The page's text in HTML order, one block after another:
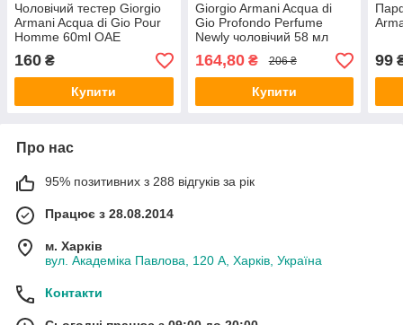
Чоловічий тестер Giorgio
Armani Acqua di Gio Pour
Homme 60ml ОАЕ
160 ₴
Купити
Giorgio Armani Acqua di
Gio Profondo Perfume
Newly чоловічий 58 мл
164,80₴ 206 ₴
Купити
99
Про нас
95% позитивних з 288 відгуків за рік
Працює з 28.08.2014
м. Харків
вул. Академіка Павлова, 120 А, Харків, Україна
Контакти